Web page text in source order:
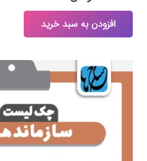
افزودن به سبد خرید